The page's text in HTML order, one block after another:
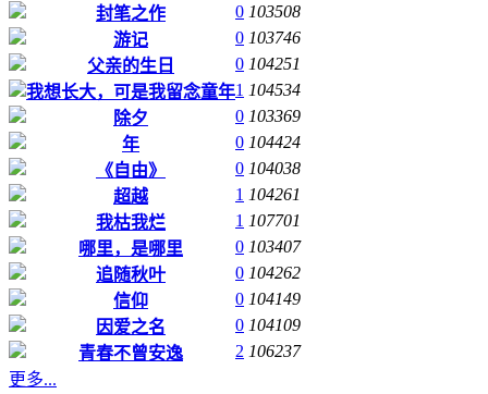
封笔之作
0 103508
游记
0 103746
父亲的生日
0 104251
我想长大，可是我留念童年1 104534
除夕
0 103369
年
0 104424
《自由》
0 104038
超越
1 104261
我枯我烂
1 107701
哪里，是哪里
0 103407
追随秋叶
0 104262
信仰
0 104149
因爱之名
0 104109
青春不曾安逸
2 106237
更多...